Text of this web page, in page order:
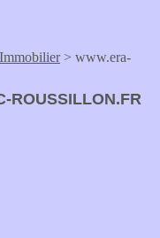
Immobilier> www.era-
ROUSSILLON.FR